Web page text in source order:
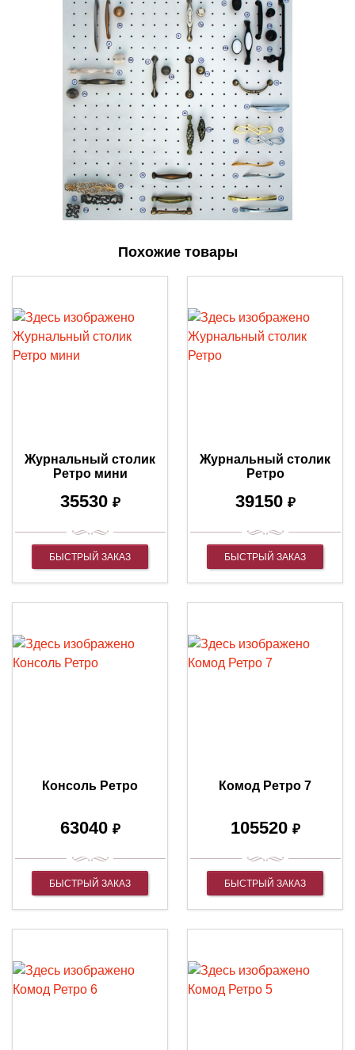
Похожие товары
Журнальный столик
Ретро мини
35530 ₽
БЫСТРЫЙ ЗАКАЗ
Журнальный столик
Ретро
39150 ₽
БЫСТРЫЙ ЗАКАЗ
Консоль Ретро
63040 ₽
БЫСТРЫЙ ЗАКАЗ
Комод Ретро 7
105520 ₽
БЫСТРЫЙ ЗАКАЗ